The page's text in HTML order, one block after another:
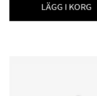
LÄGG I KORG